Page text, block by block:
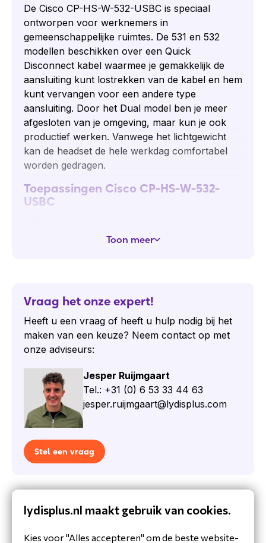
De Cisco CP-HS-W-532-USBC is speciaal
ontworpen voor werknemers in
gemeenschappelijke ruimtes. De 531 en 532
modellen beschikken over een Quick
Disconnect kabel waarmee je gemakkelijk de
aansluiting kunt lostrekken van de kabel en hem
kunt vervangen voor een andere type
aansluiting. Door het Dual model ben je meer
afgesloten van je omgeving, maar kun je ook
productief werken. Vanwege het lichtgewicht
kan de headset de hele werkdag comfortabel
worden gedragen.
Toepassingen Cisco CP-HS-W-532-
USBC
CP-HS-W-532-USBA
USBC-adapter
Een quick start guide
Cisco
Cisco is een wereldwijd bekend
technologiebedrijf dat gespecialiseerd is in
netwerkoplossingen en
communicatietechnologie. Ze maken
betrouwbare producten die innovatief zijn en de
klanttevredenheid hoog in het vaandel hebben
staan. Met hun focus op goede prestaties,
oplossingen voor individuele gebruikers en
hebben een breed assortiment aan producten,
wereld van technologie en communicatie.
Toon meer
Vraag het onze expert!
Heeft u een vraag of heeft u hulp nodig bij het
maken van een keuze? Neem contact op met
onze adviseurs:
Jesper Ruijmgaart
Tel.: +31 (0) 6 53 33 44 63
jesper.ruijmgaart@lydisplus.com
Stel een vraag
Specificaties
lydisplus.nl maakt gebruik van cookies.
Kies voor "Alles accepteren" om de beste website-